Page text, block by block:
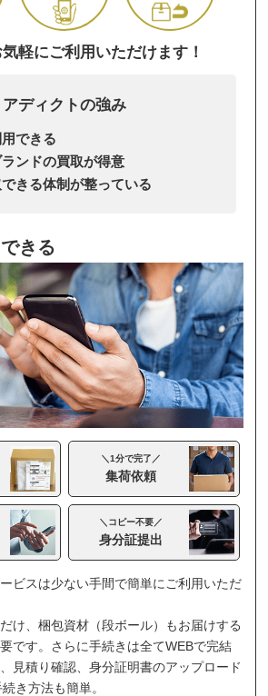
軽にご利用いただけます！
アディクトの強み
できる
ランドの買取が得意
きる体制が整っている
きる
＼1分で完了／
集荷依頼
＼コピー不要／
身分証提出
ビスは少ない手間で簡単にご利用いただ
け、梱包資材（段ボール）もお届けする
です。さらに手続きは全てWEBで完結
見積り確認、身分証明書のアップロード
き方法も簡単。